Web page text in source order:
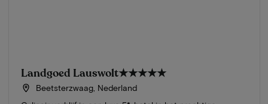
Landgoed Lauswolt★★★★★
Beetsterzwaag, Nederland